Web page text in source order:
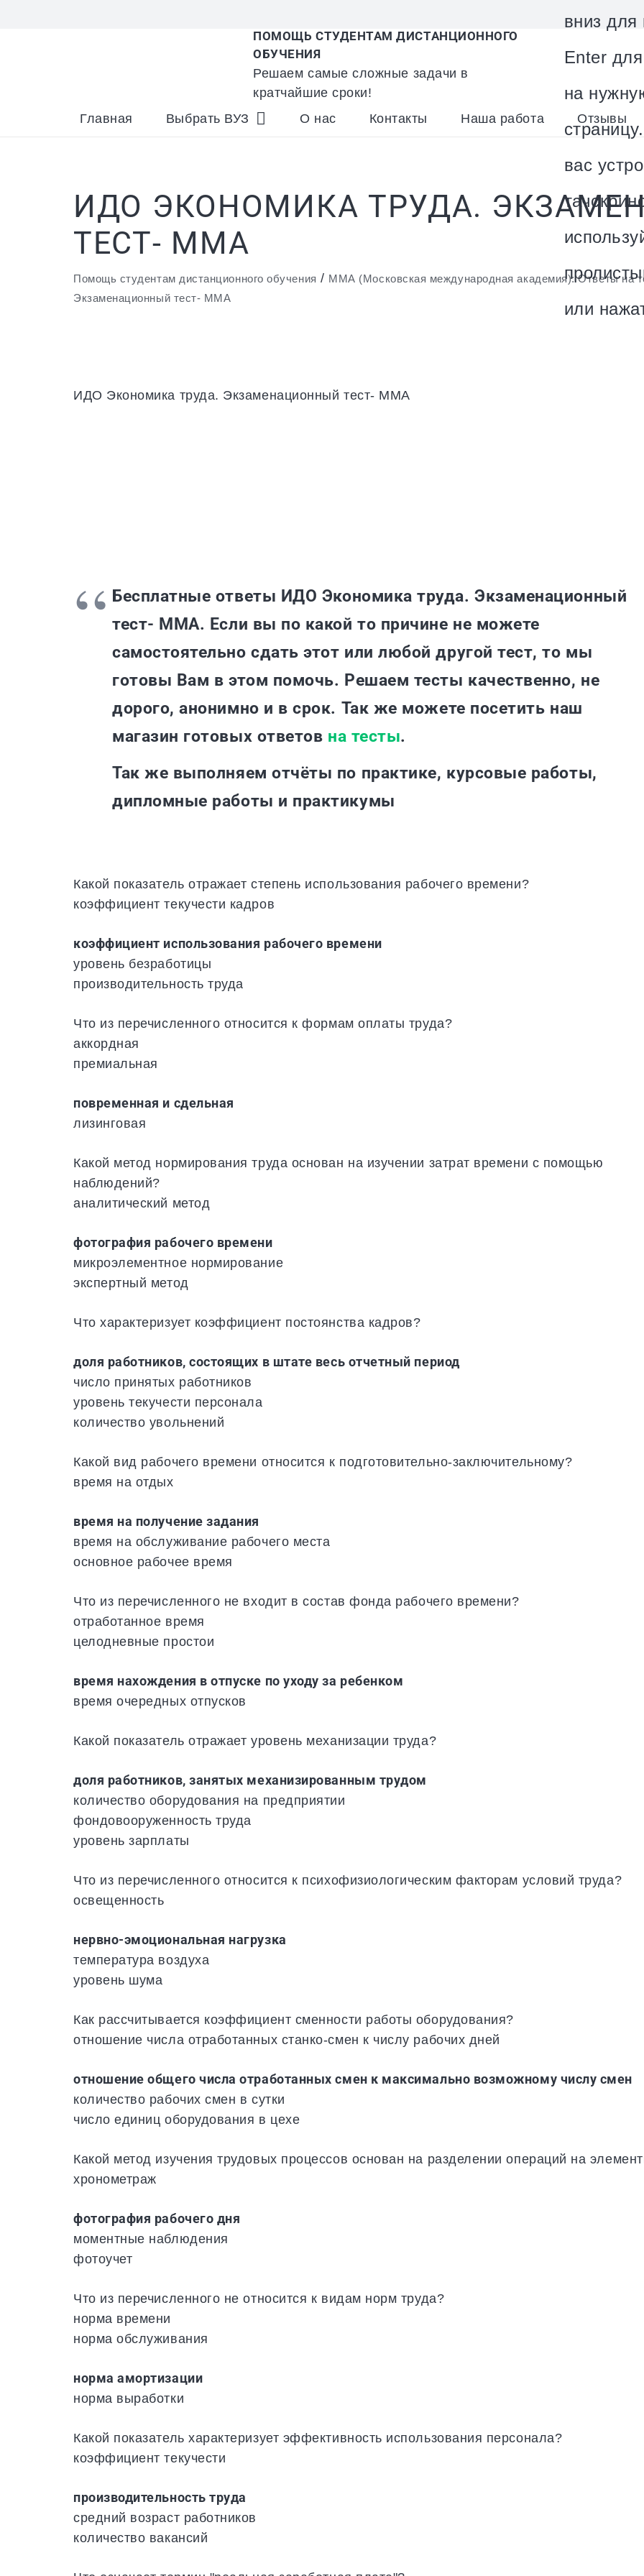
ПОМОЩЬ СТУДЕНТАМ ДИСТАНЦИОННОГО
ОБУЧЕНИЯ
Решаем самые сложные задачи в
кратчайшие сроки!
вниз
Enter
на
вас
или
Главная Выбрать ВУЗ О нас Контакты Наша работа Отзывы
ИДО ЭКОНОМИКА ТРУДА.
ТЕСТ- ММА
Помощь студентам дистанционного обучения / ММА (Московская международная академия): Ответы на
Экзаменационный тест- ММА
ИДО Экономика труда. Экзаменационный тест- ММА
Бесплатные ответы ИДО Экономика труда. Экзаменационный
тест- ММА. Если вы по какой то причине не можете
самостоятельно сдать этот или любой другой тест, то мы
готовы Вам в этом помочь. Решаем тесты качественно, не
дорого, анонимно и в срок. Так же можете посетить наш
магазин готовых ответов на тесты.
Так же выполняем отчёты по практике, курсовые работы,
дипломные работы и практикумы
Какой показатель отражает степень использования рабочего времени?
коэффициент текучести кадров
коэффициент использования рабочего времени
уровень безработицы
производительность труда
Что из перечисленного относится к формам оплаты труда?
аккордная
премиальная
повременная и сдельная
лизинговая
Какой метод нормирования труда основан на изучении затрат времени с помощью
наблюдений?
аналитический метод
фотография рабочего времени
микроэлементное нормирование
экспертный метод
Что характеризует коэффициент постоянства кадров?
доля работников, состоящих в штате весь отчетный период
число принятых работников
уровень текучести персонала
количество увольнений
Какой вид рабочего времени относится к подготовительно-заключительному?
время на отдых
время на получение задания
время на обслуживание рабочего места
основное рабочее время
Что из перечисленного не входит в состав фонда рабочего времени?
отработанное время
целодневные простои
время нахождения в отпуске по уходу за ребенком
время очередных отпусков
Какой показатель отражает уровень механизации труда?
доля работников, занятых механизированным трудом
количество оборудования на предприятии
фондовооруженность труда
уровень зарплаты
Что из перечисленного относится к психофизиологическим факторам условий труда?
освещенность
нервно-эмоциональная нагрузка
температура воздуха
уровень шума
Как рассчитывается коэффициент сменности работы оборудования?
отношение числа отработанных станко-смен к числу рабочих дней
отношение общего числа отработанных смен к максимально возможному числу смен
количество рабочих смен в сутки
число единиц оборудования в цехе
Какой метод изучения трудовых процессов основан на разделении операций на
хронометраж
фотография рабочего дня
моментные наблюдения
фотоучет
Что из перечисленного не относится к видам норм труда?
норма времени
норма обслуживания
норма амортизации
норма выработки
Какой показатель характеризует эффективность использования персонала?
коэффициент текучести
производительность труда
средний возраст работников
количество вакансий